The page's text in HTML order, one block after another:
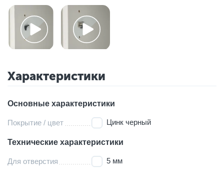
Характеристики
Основные характеристики
Покрытие / цвет Цинк черный
Технические характеристики
Для отверстия 5 мм